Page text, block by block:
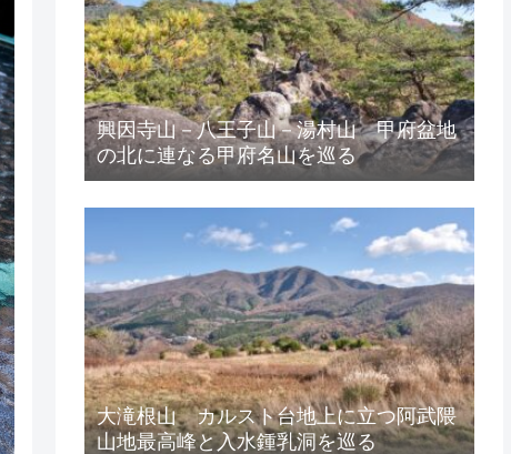
興因寺山－八王子山－湯村山 甲府盆地
の北に連なる甲府名山を巡る
大滝根山 カルスト台地上に立つ阿武隈
山地最高峰と入水鍾乳洞を巡る